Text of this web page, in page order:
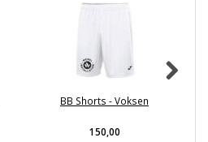
BB Shorts - Voksen
150,00